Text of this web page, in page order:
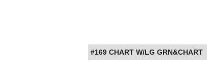
#169 CHART W/LG GRN&CHART